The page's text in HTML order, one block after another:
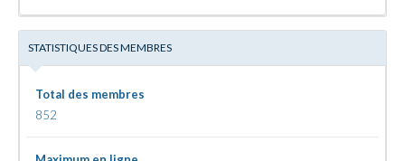
STATISTIQUES DES MEMBRES
Total des membres
852